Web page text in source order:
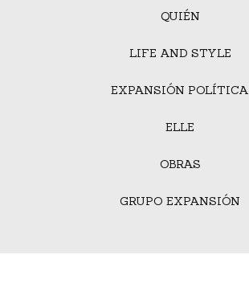
QUIÉN
LIFE AND STYLE
EXPANSIÓN POLÍTICA
ELLE
OBRAS
GRUPO EXPANSIÓN